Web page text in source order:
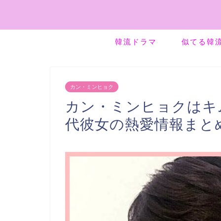
韓流ドラマ 似てる韓
カン・ミンヒョク
カン・ミンヒョクは
代彼女の熱愛情報まと